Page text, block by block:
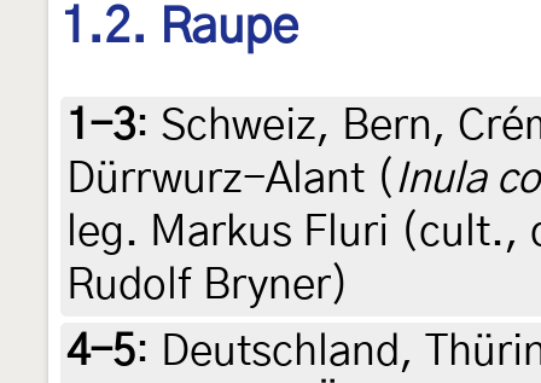
1.2. Raupe
1-3: Schweiz, Bern,
Dürrwurz-Alant ( Inula
leg. Markus Fluri (cult.,
Rudolf Bryner)
4-5: Deutschland,